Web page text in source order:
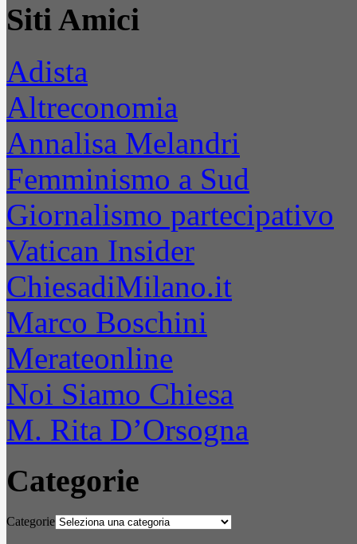
Siti Amici
Adista
Altreconomia
Annalisa Melandri
Femminismo a Sud
Giornalismo partecipativo
Vatican Insider
ChiesadiMilano.it
Marco Boschini
Merateonline
Noi Siamo Chiesa
M. Rita D’Orsogna
Categorie
Categorie